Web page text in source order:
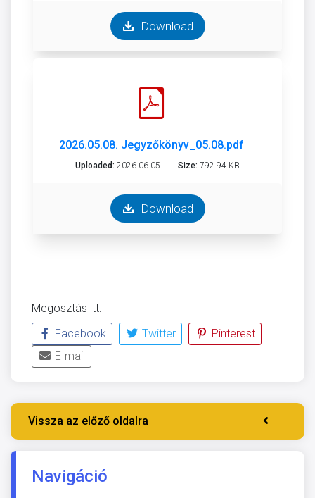
Download
2026.05.08. Jegyzőkönyv_05.08.pdf
Uploaded: 2026.06.05 Size: 792.94 KB
Download
Megosztás itt:
Facebook
Twitter
Pinterest
E-mail
Vissza az előző oldalra
Navigáció